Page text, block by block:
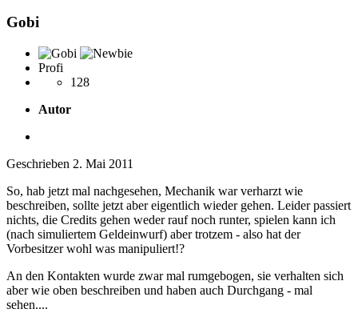
Gobi
Profi
128
Autor
Geschrieben 2. Mai 2011
So, hab jetzt mal nachgesehen, Mechanik war verharzt wie
beschreiben, sollte jetzt aber eigentlich wieder gehen. Leider passiert
nichts, die Credits gehen weder rauf noch runter, spielen kann ich
(nach simuliertem Geldeinwurf) aber trotzem - also hat der
Vorbesitzer wohl was manipuliert!?
An den Kontakten wurde zwar mal rumgebogen, sie verhalten sich
aber wie oben beschreiben und haben auch Durchgang - mal
sehen....